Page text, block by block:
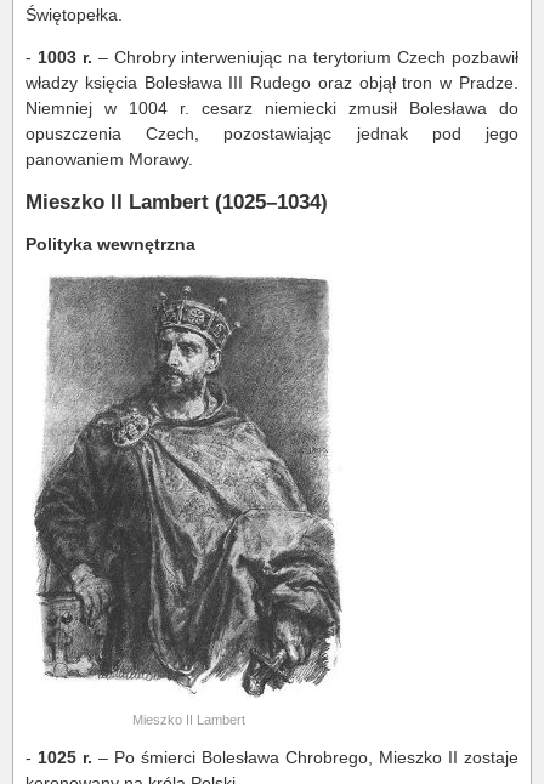
Świętopełka.
- 1003 r. – Chrobry interweniując na terytorium Czech pozbawił
władzy księcia Bolesława III Rudego oraz objął tron w Pradze.
Niemniej w 1004 r. cesarz niemiecki zmusił Bolesława do
opuszczenia Czech, pozostawiając jednak pod jego
panowaniem Morawy.
Mieszko II Lambert (1025–1034)
Polityka wewnętrzna
Mieszko II Lambert
- 1025 r. – Po śmierci Bolesława Chrobrego, Mieszko II zostaje